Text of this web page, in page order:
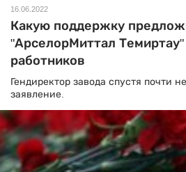
16.06.2022
Какую поддержку
"АрселорМиттал
работников
Гендиректор завода спустя почти
заявление.